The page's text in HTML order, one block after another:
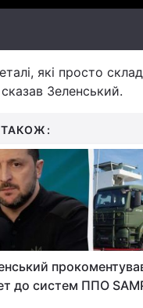
які просто
Зеленський.
ТАКОЖ:
до систем ППО